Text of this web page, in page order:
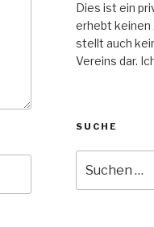
Dies ist ein
erhebt keinen
stellt auch
Vereins dar.
SUCHE
nach: